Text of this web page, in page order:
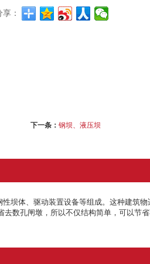
享：
下一条： 钢坝、液压坝
坝体、驱动装置设备等组成。这种建筑
数孔闸墩，所以不仅结构简单，可以节